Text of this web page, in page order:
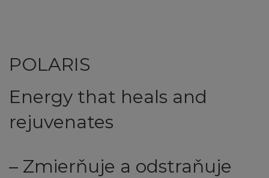
POLARIS
Energy that heals and
rejuvenates
– Zmierňuje a odstraňuje